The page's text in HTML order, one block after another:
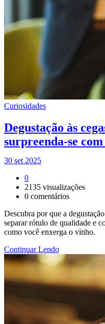
Curiosidades
Degustação às
surpreenda-se com
30 set 2025
0
2135 visualizações
0 comentários
Descubra por que a
separar rótulo de qualidade e
como você enxerga o vinho.
Continuar Lendo